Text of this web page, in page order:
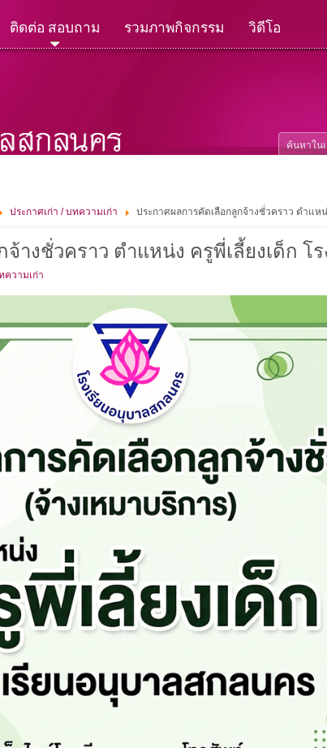
ติดต่อ สอบถาม รวมภาพกิจกรรม วิดีโอ
ประกาศเก่า / บทความเก่า ประกาศผลการคัดเลือกลูกจ้างชั่วคราว ตำแห
างชั่วคราว ตำแหน่ง ครูพี่เลี้ยงเด็ก โ
ความเก่า